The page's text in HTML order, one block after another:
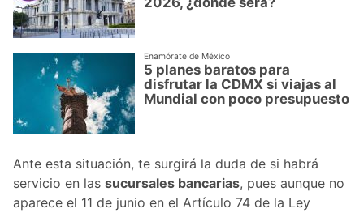
Enamórate de México
5 planes baratos para
disfrutar la CDMX si viajas al
Mundial con poco presupuesto
Ante esta situación, te surgirá la duda de si habrá
servicio en las sucursales bancarias, pues aunque no
aparece el 11 de junio en el Artículo 74 de la Ley